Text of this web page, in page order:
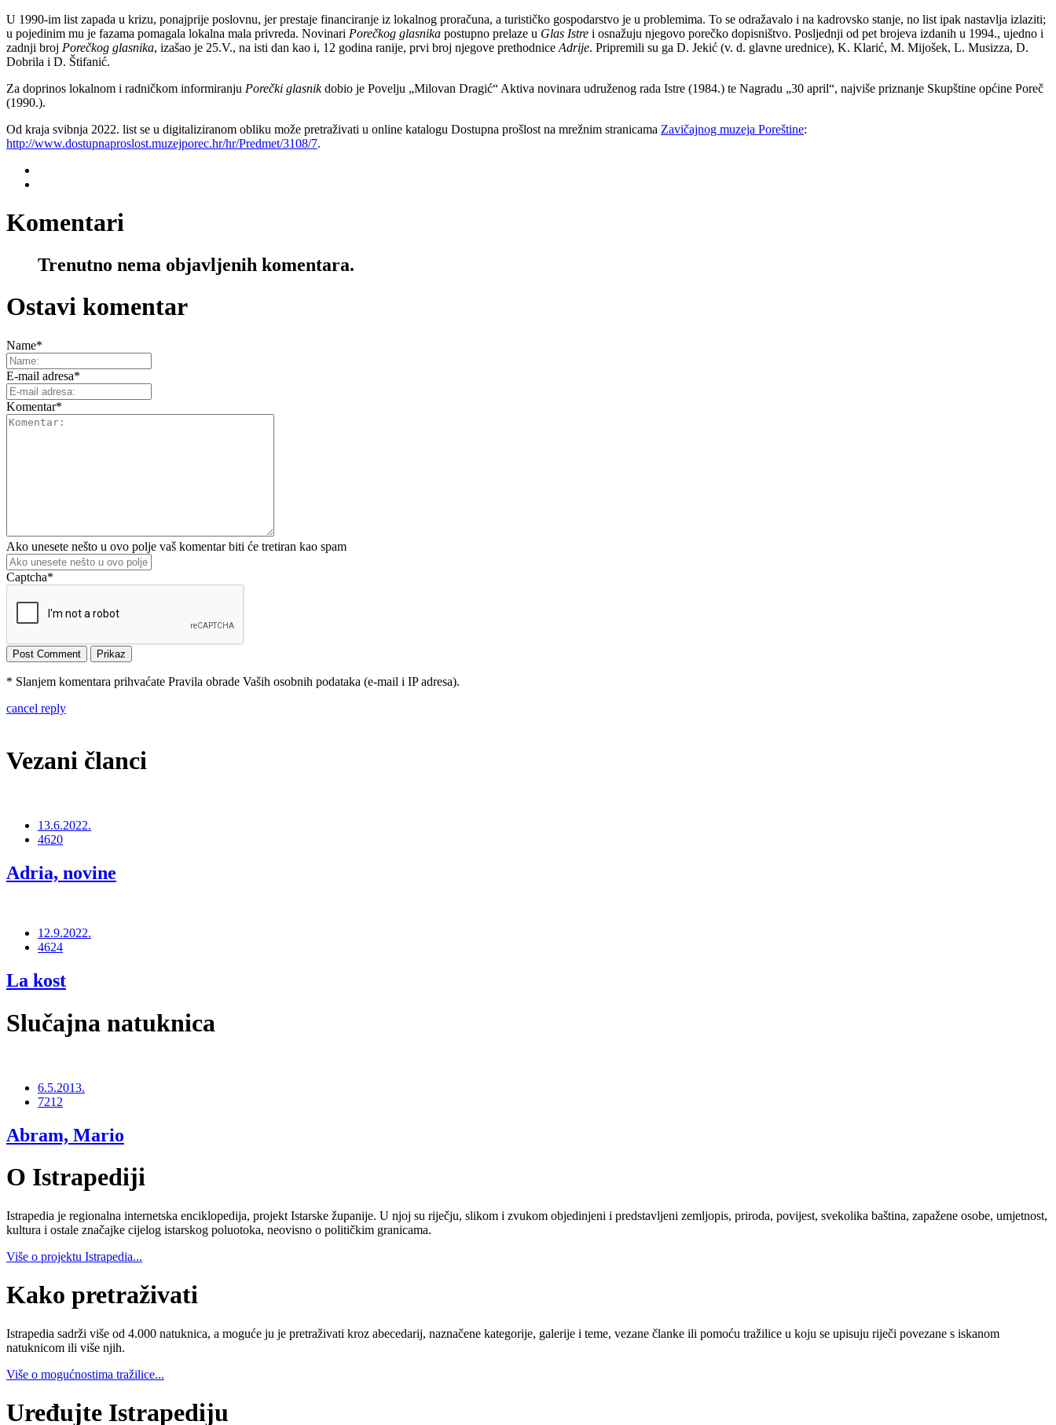
U 1990-im list zapada u krizu, ponajprije poslovnu, jer prestaje financiranje iz lokalnog proračuna, a turističko gospodarstvo je u problemima. To se odražavalo i na kadrovsko stanje, no list ipak nastavlja izlaziti;
u pojedinim mu je fazama pomagala lokalna mala privreda. Novinari Porečkog glasnika postupno prelaze u Glas Istre i osnažuju njegovo porečko dopisništvo. Posljednji od pet brojeva izdanih u 1994., ujedno i
zadnji broj Porečkog glasnika, izašao je 25.V., na isti dan kao i, 12 godina ranije, prvi broj njegove prethodnice Adrije. Pripremili su ga D. Jekić (v. d. glavne urednice), K. Klarić, M. Mijošek, L. Musizza, D.
Dobrila i D. Štifanić.
Za doprinos lokalnom i radničkom informiranju Porečki glasnikdobio je Povelju „Milovan Dragić“ Aktiva novinara udruženog rada Istre (1984.) te Nagradu „30 april“, najviše priznanje Skupštine općine Poreč
(1990.).
Od kraja svibnja 2022. list se u digitaliziranom obliku može pretraživati u online katalogu Dostupna prošlost na mrežnim stranicama Zavičajnog muzeja Poreštine:
http://www.dostupnaproslost.muzejporec.hr/hr/Predmet/3108/7.
Komentari
Trenutno nema objavljenih komentara.
Ostavi komentar
Name*
E-mail adresa*
Komentar*
Ako unesete nešto u ovo polje vaš komentar biti će tretiran kao spam
Captcha*
* Slanjem komentara prihvaćate Pravila obrade Vaših osobnih podataka (e-mail i IP adresa).
cancel reply
Vezani članci
13.6.2022.
4620
Adria, novine
12.9.2022.
4624
La kost
Slučajna natuknica
6.5.2013.
7212
Abram, Mario
O Istrapediji
Istrapedia je regionalna internetska enciklopedija, projekt Istarske županije. U njoj su riječju, slikom i zvukom objedinjeni i predstavljeni zemljopis, priroda, povijest, svekolika baština, zapažene osobe, umjetnost,
kultura i ostale značajke cijelog istarskog poluotoka, neovisno o političkim granicama.
Više o projektu Istrapedia...
Kako pretraživati
Istrapedia sadrži više od 4.000 natuknica, a moguće ju je pretraživati kroz abecedarij, naznačene kategorije, galerije i teme, vezane članke ili pomoću tražilice u koju se upisuju riječi povezane s iskanom
natuknicom ili više njih.
Više o mogućnostima tražilice...
Uređujte Istrapediju